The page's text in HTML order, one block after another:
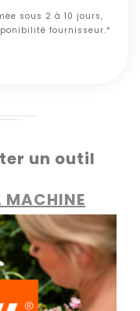
sous 2 à 10 jours,
fournisseur.*
un outil
MACHINE